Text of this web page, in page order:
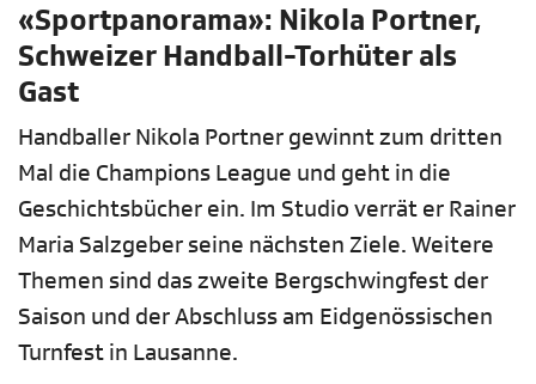
«Sportpanorama»: Nikola Portner,
Schweizer Handball-Torhüter als
Gast
Handballer Nikola Portner gewinnt zum dritten
Mal die Champions League und geht in die
Geschichtsbücher ein. Im Studio verrät er Rainer
Maria Salzgeber seine nächsten Ziele. Weitere
Themen sind das zweite Bergschwingfest der
Saison und der Abschluss am Eidgenössischen
Turnfest in Lausanne.